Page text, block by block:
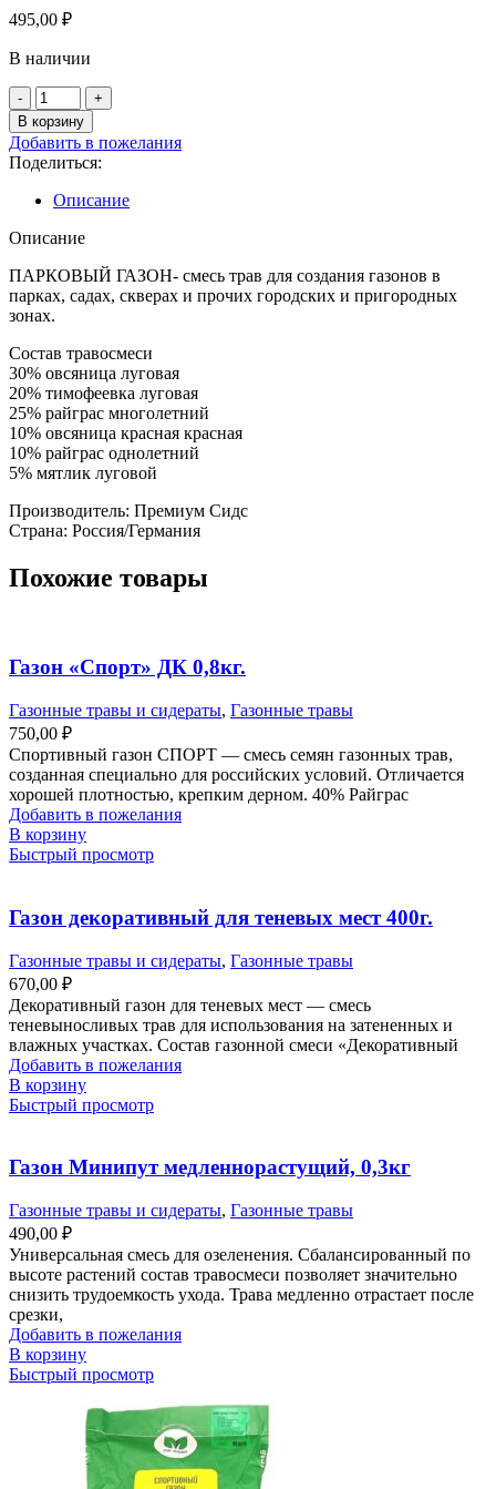
495,00 ₽
В наличии
Количество
товара
Газон
Парковый
400г.
В корзину
Добавить в пожелания
Поделиться:
Описание
Описание
ПАРКОВЫЙ ГАЗОН- смесь трав для создания газонов в
парках, садах, скверах и прочих городских и пригородных
зонах.
Состав травосмеси
30% овсяница луговая
20% тимофеевка луговая
25% райграс многолетний
10% овсяница красная красная
10% райграс однолетний
5% мятлик луговой
Производитель: Премиум Сидс
Страна: Россия/Германия
Похожие товары
Газон «Спорт» ДК 0,8кг.
Газонные травы и сидераты, Газонные травы
750,00 ₽
Спортивный газон СПОРТ — смесь семян газонных трав,
созданная специально для российских условий. Отличается
хорошей плотностью, крепким дерном. 40% Райграс
Добавить в пожелания
В корзину
Быстрый просмотр
Газон декоративный для теневых мест 400г.
Газонные травы и сидераты, Газонные травы
670,00 ₽
Декоративный газон для теневых мест — смесь
теневыносливых трав для использования на затененных и
влажных участках. Состав газонной смеси «Декоративный
Добавить в пожелания
В корзину
Быстрый просмотр
Газон Минипут медленнорастущий, 0,3кг
Газонные травы и сидераты, Газонные травы
490,00 ₽
Универсальная смесь для озеленения. Сбалансированный по
высоте растений состав травосмеси позволяет значительно
снизить трудоемкость ухода. Трава медленно отрастает после
срезки,
Добавить в пожелания
В корзину
Быстрый просмотр